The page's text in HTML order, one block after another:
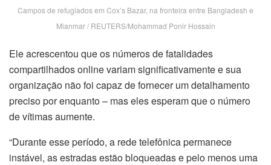
Campos de refugiados em Cox’s Bazar, na fronteira entre Bangladesh e
Mianmar / REUTERS/Mohammad Ponir Hossain
Ele acrescentou que os números de fatalidades
compartilhados online variam significativamente e sua
organização não foi capaz de fornecer um detalhamento
preciso por enquanto – mas eles esperam que o número
de vítimas aumente.
“Durante esse período, a rede telefônica permanece
instável, as estradas estão bloqueadas e pelo menos uma